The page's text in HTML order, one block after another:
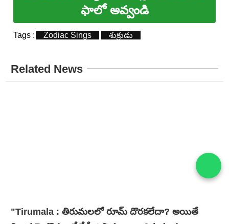
ఫాలో అవ్వండి
Tags : Zodiac Sings శుక్రుడు
Related News
"Tirumala : తిరుమలలో రూమ్ దొరకలేదా? అయితే